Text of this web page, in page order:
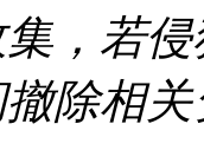
，若
除相